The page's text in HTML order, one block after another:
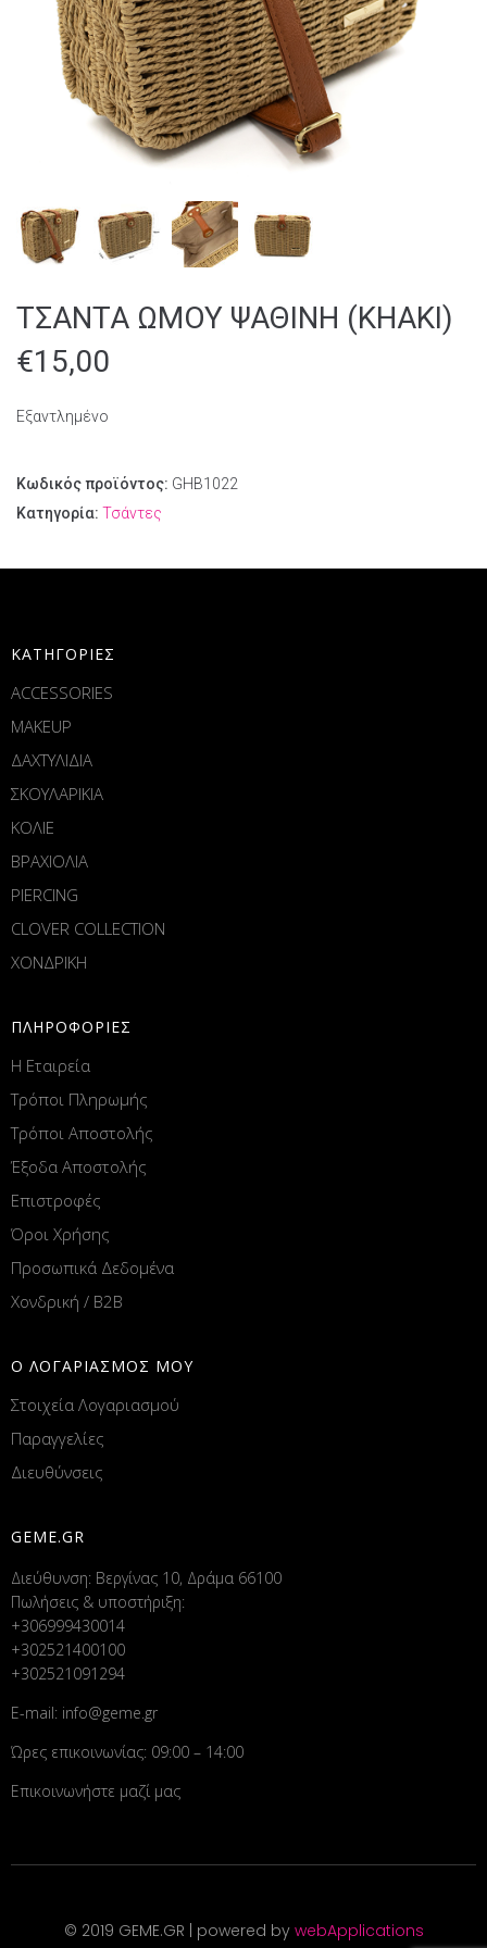
ΤΣΑΝΤΑ ΩΜΟΥ ΨΑΘΙΝΗ (KHAKI)
€15,00
Εξαντλημένο
Κωδικός προϊόντος: GΗΒ1022
Κατηγορία: Τσάντες
ΚΑΤΗΓΟΡΙΕΣ
ACCESSORIES
MAKEUP
ΔΑΧΤΥΛΙΔΙΑ
ΣΚΟΥΛΑΡΙΚΙΑ
ΚΟΛΙΕ
ΒΡΑΧΙΟΛΙΑ
PIERCING
CLOVER COLLECTION
ΧΟΝΔΡΙΚΗ
ΠΛΗΡΟΦΟΡΙΕΣ
Η Εταιρεία
Τρόποι Πληρωμής
Τρόποι Αποστολής
Έξοδα Αποστολής
Επιστροφές
Όροι Χρήσης
Προσωπικά Δεδομένα
Χονδρική / B2B
Ο ΛΟΓΑΡΙΑΣΜΟΣ ΜΟΥ
Στοιχεία Λογαριασμού
Παραγγελίες
Διευθύνσεις
GEME.GR
Διεύθυνση: Βεργίνας 10, Δράμα 66100
Πωλήσεις & υποστήριξη:
+306999430014
+302521400100
+302521091294
E-mail: info@geme.gr
Ώρες επικοινωνίας: 09:00 – 14:00
Επικοινωνήστε μαζί μας
© 2019 GEME.GR | powered by webApplications